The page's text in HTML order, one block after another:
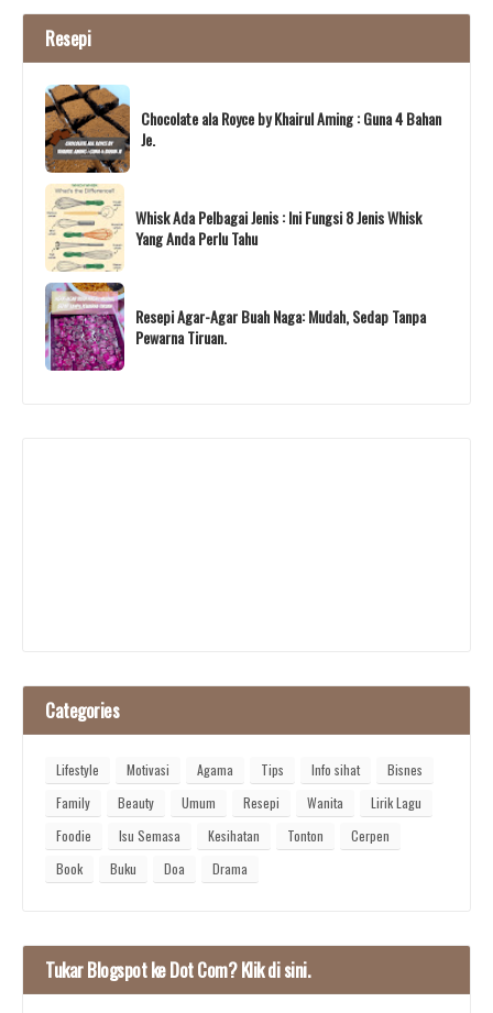
Resepi
Chocolate ala Royce by Khairul Aming : Guna 4 Bahan
Je.
Whisk Ada Pelbagai Jenis : Ini Fungsi 8 Jenis Whisk
Yang Anda Perlu Tahu
Resepi Agar-Agar Buah Naga: Mudah, Sedap Tanpa
Pewarna Tiruan.
Categories
Lifestyle Motivasi Agama Tips Info sihat
Bisnes
Family
Beauty Umum Resepi Wanita
Lirik Lagu
Foodie
Isu Semasa Kesihatan Tonton
Cerpen
Book
Buku Doa Drama
Tukar Blogspot ke Dot Com? Klik di sini.